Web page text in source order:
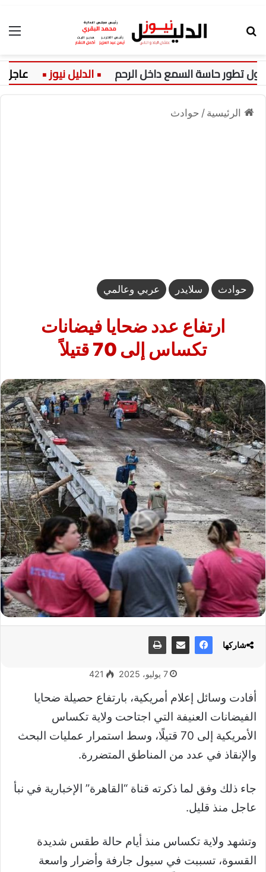
حاسة السمع داخل الرحم عاجل:
الرئيسية / حوادث
حوادث سلايدر عربي وعالمي
ارتفاع عدد ضحايا فيضانات
تكساس إلى 70 قتيلاً
7 يوليو، 2025 421
أفادت وسائل إعلام أمريكية، بارتفاع حصيلة ضحايا
الفيضانات العنيفة التي اجتاحت ولاية تكساس
الأمريكية إلى 70 قتيلًا، وسط استمرار عمليات البحث
والإنقاذ في عدد من المناطق المتضررة.
جاء ذلك وفق لما ذكرته قناة “القاهرة” الإخبارية في نبأ
عاجل منذ قليل.
وتشهد ولاية تكساس منذ أيام حالة طقس شديدة
القسوة، تسببت في سيول جارفة وأضرار واسعة
شاركها